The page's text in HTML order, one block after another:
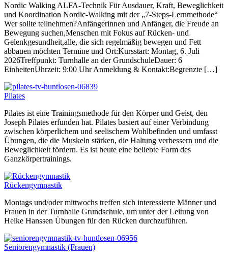
Nordic Walking ALFA-Technik Für Ausdauer, Kraft, Beweglichkeit
und Koordination Nordic-Walking mit der „7-Steps-Lernmethode“
Wer sollte teilnehmen?Anfängerinnen und Anfänger, die Freude an
Bewegung suchen,Menschen mit Fokus auf Rücken- und
Gelenkgesundheit,alle, die sich regelmäßig bewegen und Fett
abbauen möchten Termine und Ort:Kursstart: Montag, 6. Juli
2026Treffpunkt: Turnhalle an der GrundschuleDauer: 6
EinheitenUhrzeit: 9:00 Uhr Anmeldung & Kontakt:Begrenzte […]
Pilates
Pilates ist eine Trainingsmethode für den Körper und Geist, den
Joseph Pilates erfunden hat. Pilates basiert auf einer Verbindung
zwischen körperlichem und seelischem Wohlbefinden und umfasst
Übungen, die die Muskeln stärken, die Haltung verbessern und die
Beweglichkeit fördern. Es ist heute eine beliebte Form des
Ganzkörpertrainings.
Rückengymnastik
Montags und/oder mittwochs treffen sich interessierte Männer und
Frauen in der Turnhalle Grundschule, um unter der Leitung von
Heike Hanssen Übungen für den Rücken durchzuführen.
Seniorengymnastik (Frauen)